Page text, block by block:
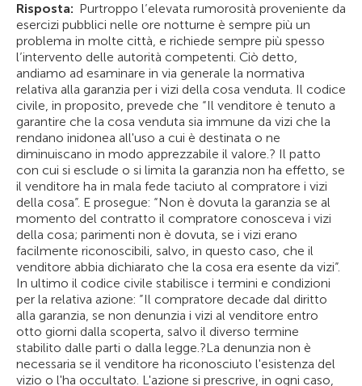
Risposta: Purtroppo l’elevata rumorosità proveniente da
esercizi pubblici nelle ore notturne è sempre più un
problema in molte città, e richiede sempre più spesso
l’intervento delle autorità competenti. Ciò detto,
andiamo ad esaminare in via generale la normativa
relativa alla garanzia per i vizi della cosa venduta. Il codice
civile, in proposito, prevede che “Il venditore è tenuto a
garantire che la cosa venduta sia immune da vizi che la
rendano inidonea all'uso a cui è destinata o ne
diminuiscano in modo apprezzabile il valore.? Il patto
con cui si esclude o si limita la garanzia non ha effetto, se
il venditore ha in mala fede taciuto al compratore i vizi
della cosa”. E prosegue: “Non è dovuta la garanzia se al
momento del contratto il compratore conosceva i vizi
della cosa; parimenti non è dovuta, se i vizi erano
facilmente riconoscibili, salvo, in questo caso, che il
venditore abbia dichiarato che la cosa era esente da vizi”.
In ultimo il codice civile stabilisce i termini e condizioni
per la relativa azione: ”Il compratore decade dal diritto
alla garanzia, se non denunzia i vizi al venditore entro
otto giorni dalla scoperta, salvo il diverso termine
stabilito dalle parti o dalla legge.?La denunzia non è
necessaria se il venditore ha riconosciuto l'esistenza del
vizio o l'ha occultato. L'azione si prescrive, in ogni caso,